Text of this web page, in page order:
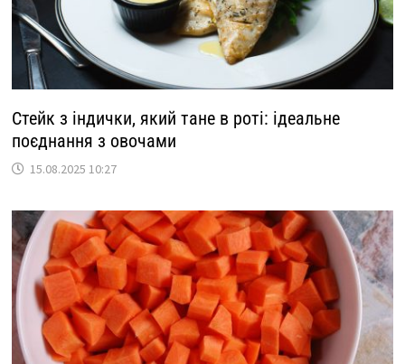
Стейк з індички, який тане в роті: ідеальне
поєднання з овочами
15.08.2025 10:27